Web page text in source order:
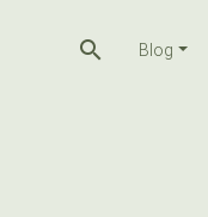
search Blog